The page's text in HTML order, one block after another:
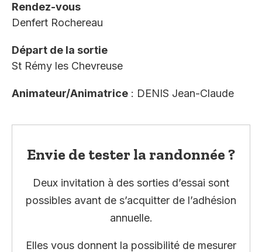
Rendez-vous
Denfert Rochereau
Départ de la sortie
St Rémy les Chevreuse
Animateur/Animatrice : DENIS Jean-Claude
Envie de tester la randonnée ?
Deux invitation à des sorties d’essai sont
possibles avant de s’acquitter de l’adhésion
annuelle.
Elles vous donnent la possibilité de mesurer